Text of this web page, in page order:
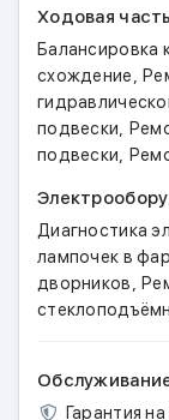
Ходовая часть
Балансировка
схождение,
подвески,
подвески,
Диагностика
лампочек в
дворников,
Гарантия